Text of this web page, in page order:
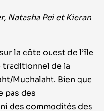
Natasha Pei et Kieran
la côte ouest de l’île
traditionnel de la
Muchalaht. Bien que
pas des
des commodités des